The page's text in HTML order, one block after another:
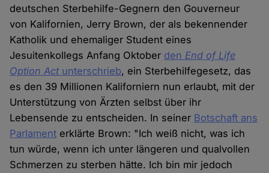
deutschen Sterbehilfe-Gegnern den Gouverneur
von Kalifornien, Jerry Brown, der als bekennender
Katholik und ehemaliger Student eines
Jesuitenkollegs Anfang Oktober den End of Life
Option Actunterschrieb, ein Sterbehilfegesetz, das
es den 39 Millionen Kaliforniern nun erlaubt, mit der
Unterstützung von Ärzten selbst über ihr
Lebensende zu entscheiden. In seiner Botschaft ans
Parlament erklärte Brown: "Ich weiß nicht, was ich
tun würde, wenn ich unter längeren und qualvollen
Schmerzen zu sterben hätte. Ich bin mir jedoch